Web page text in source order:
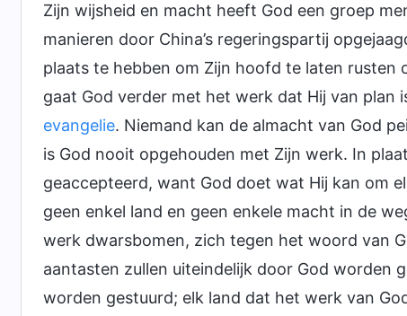
Zijn wijsheid en macht heeft God een groep
manieren door China’s regeringspartij
plaats te hebben om Zijn hoofd te laten rusten
gaat God verder met het werk dat Hij van plan
evangelie. Niemand kan de almacht van God
is God nooit opgehouden met Zijn werk. In
geaccepteerd, want God doet wat Hij kan om
geen enkel land en geen enkele macht in de
werk dwarsbomen, zich tegen het woord van
aantasten zullen uiteindelijk door God worden
worden gestuurd; elk land dat het werk van